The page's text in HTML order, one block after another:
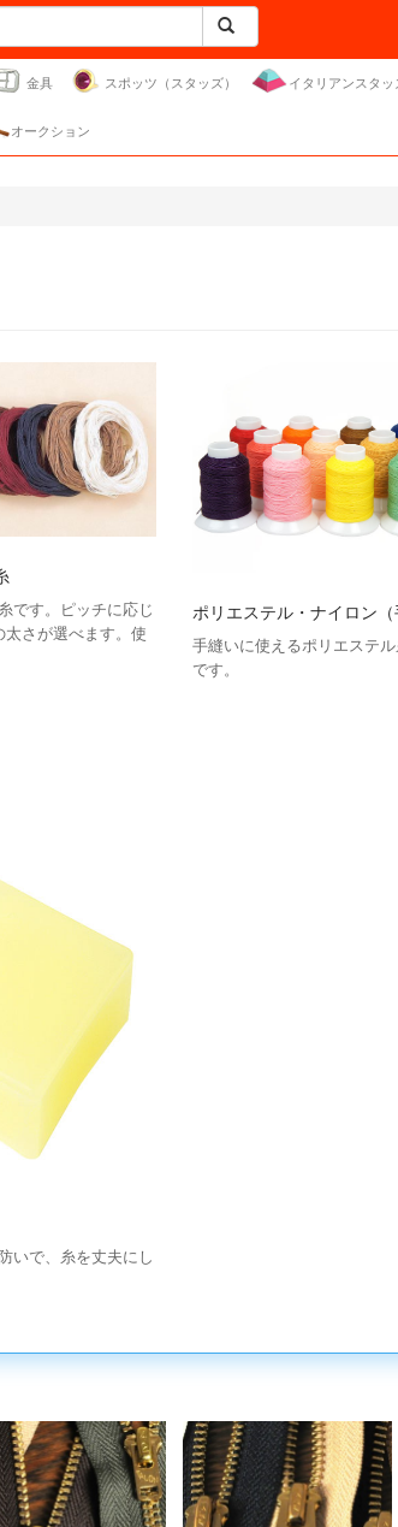
金具 スポッツ（スタッズ） イタリアンスタッ
オークション
です。ピッチに応じ
さが選べます。使
ポリエステル・ナイロン（
手縫いに使えるポリエステ
です。
いで、糸を丈夫にし